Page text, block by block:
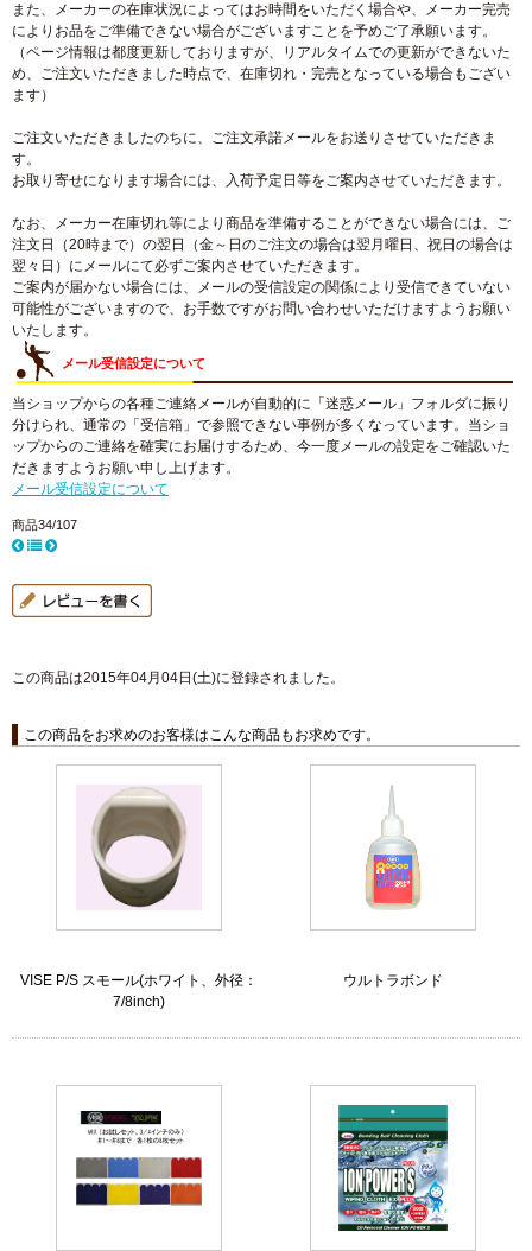
また、メーカーの在庫状況によってはお時間をいただく場合や、メーカー完売
によりお品をご準備できない場合がございますことを予めご了承願います。
（ページ情報は都度更新しておりますが、リアルタイムでの更新ができないた
め、ご注文いただきました時点で、在庫切れ・完売となっている場合もござい
ます）
ご注文いただきましたのちに、ご注文承諾メールをお送りさせていただきま
す。
お取り寄せになります場合には、入荷予定日等をご案内させていただきます。
なお、メーカー在庫切れ等により商品を準備することができない場合には、ご
注文日（20時まで）の翌日（金～日のご注文の場合は翌月曜日、祝日の場合は
翌々日）にメールにて必ずご案内させていただきます。
ご案内が届かない場合には、メールの受信設定の関係により受信できていない
可能性がございますので、お手数ですがお問い合わせいただけますようお願い
いたします。
メール受信設定について
当ショップからの各種ご連絡メールが自動的に「迷惑メール」フォルダに振り
分けられ、通常の「受信箱」で参照できない事例が多くなっています。当ショ
ップからのご連絡を確実にお届けするため、今一度メールの設定をご確認いた
だきますようお願い申し上げます。
メール受信設定について
商品34/107
この商品は2015年04月04日(土)に登録されました。
この商品をお求めのお客様はこんな商品もお求めです。
VISE P/S スモール(ホワイト、外径：
7/8inch)
ウルトラボンド